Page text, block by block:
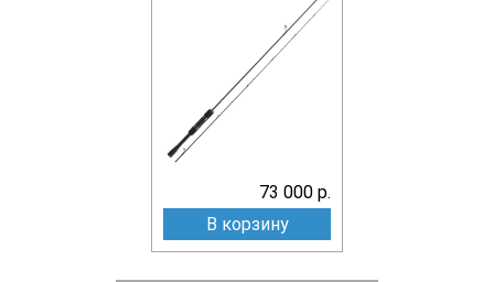
73 000 р.
В корзину